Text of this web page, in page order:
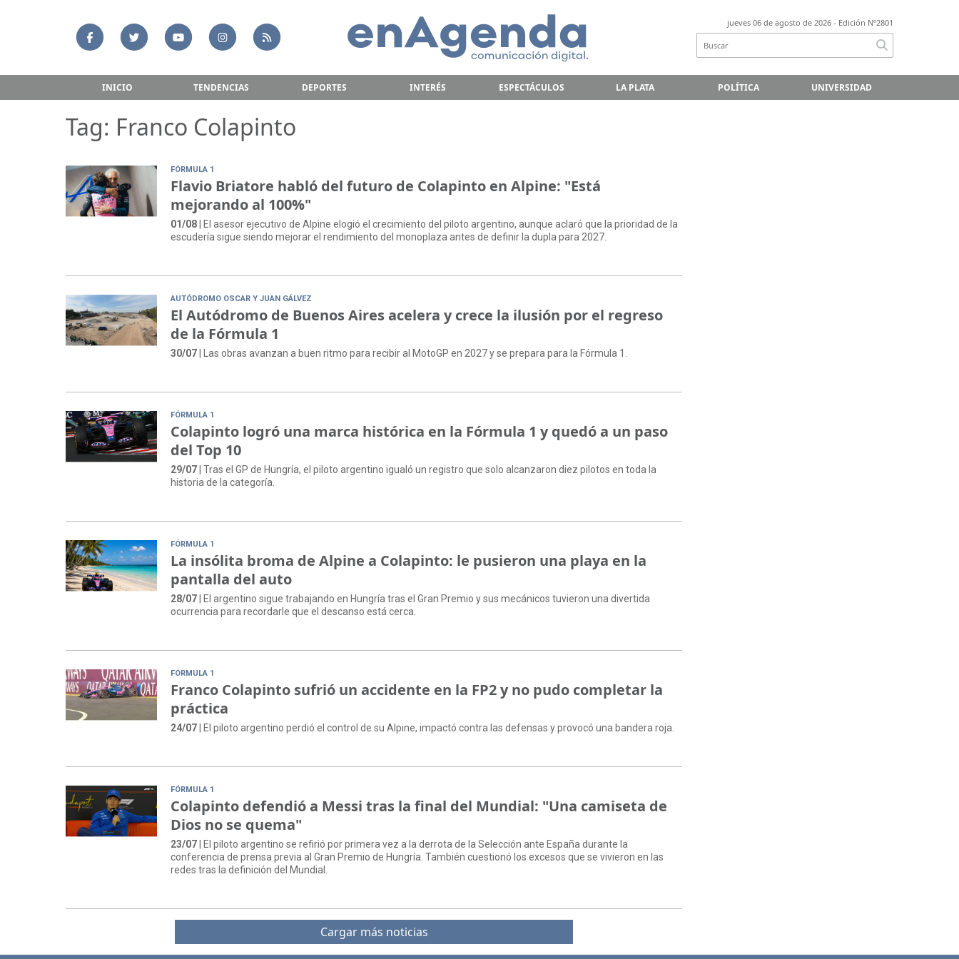
jueves 06 de agosto de 2026 - Edición Nº2801
INICIO TENDENCIAS DEPORTES INTERÉS ESPECTÁCULOS LA PLATA POLÍTICA UNIVERSIDAD
Tag: Franco Colapinto
FÓRMULA 1
Flavio Briatore habló del futuro de Colapinto en Alpine: "Está
mejorando al 100%"
01/08 | El asesor ejecutivo de Alpine elogió el crecimiento del piloto argentino, aunque aclaró que la prioridad de la
escudería sigue siendo mejorar el rendimiento del monoplaza antes de definir la dupla para 2027.
AUTÓDROMO OSCAR Y JUAN GÁLVEZ
El Autódromo de Buenos Aires acelera y crece la ilusión por el regreso
de la Fórmula 1
30/07 | Las obras avanzan a buen ritmo para recibir al MotoGP en 2027 y se prepara para la Fórmula 1.
FÓRMULA 1
Colapinto logró una marca histórica en la Fórmula 1 y quedó a un paso
del Top 10
29/07 | Tras el GP de Hungría, el piloto argentino igualó un registro que solo alcanzaron diez pilotos en toda la
historia de la categoría.
FÓRMULA 1
La insólita broma de Alpine a Colapinto: le pusieron una playa en la
pantalla del auto
28/07 | El argentino sigue trabajando en Hungría tras el Gran Premio y sus mecánicos tuvieron una divertida
ocurrencia para recordarle que el descanso está cerca.
FÓRMULA 1
Franco Colapinto sufrió un accidente en la FP2 y no pudo completar la
práctica
24/07 | El piloto argentino perdió el control de su Alpine, impactó contra las defensas y provocó una bandera roja.
FÓRMULA 1
Colapinto defendió a Messi tras la final del Mundial: "Una camiseta de
Dios no se quema"
23/07 | El piloto argentino se refirió por primera vez a la derrota de la Selección ante España durante la
conferencia de prensa previa al Gran Premio de Hungría. También cuestionó los excesos que se vivieron en las
redes tras la definición del Mundial.
Cargar más noticias